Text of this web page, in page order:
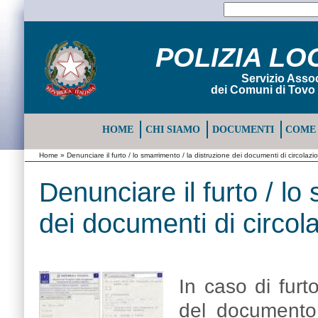
POLIZIA
Servizio
dei Comuni di
HOME CHI SIAMO DOCUMENTI COME
Home » Denunciare il furto / lo smarrimento / la distruzione dei documenti di
Denunciare il furto / lo
dei documenti di
In caso di
del